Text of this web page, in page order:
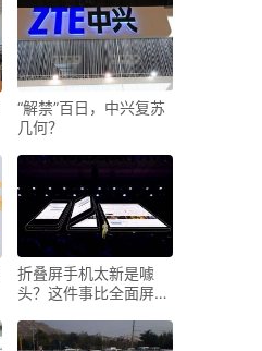
“解禁”百日，中兴复苏
几何？
折叠屏手机太新是噱
头？这件事比全面屏做